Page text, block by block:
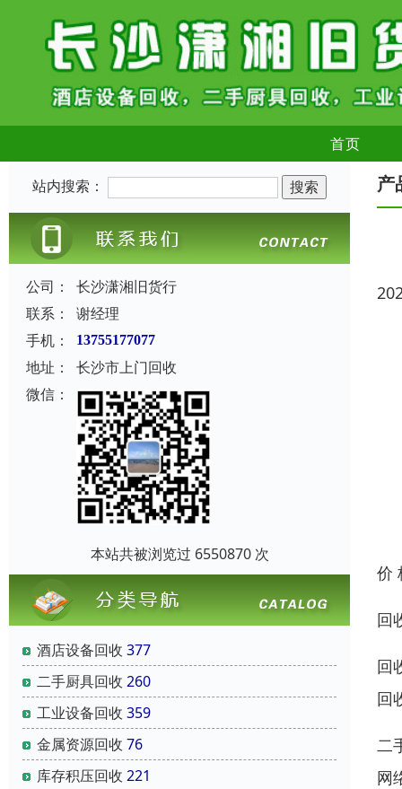
首页
站内搜索：
公司：
长沙潇湘旧货行
联系：
谢经理
手机：
13755177077
地址：
长沙市上门回收
微信：
本站共被浏览过 6550870 次
酒店设备回收 377
二手厨具回收 260
工业设备回收 359
金属资源回收 76
库存积压回收 221
产
价
回
回
回
二
网